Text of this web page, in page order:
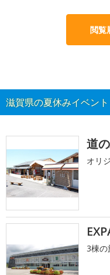
閲覧
滋賀県の夏休みイベン
道
オリ
3棟